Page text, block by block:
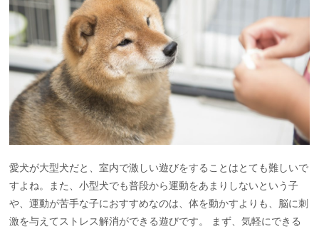
愛犬が大型犬だと、室内で激しい遊びをすることはとても難しいで
すよね。また、小型犬でも普段から運動をあまりしないという子
や、運動が苦手な子におすすめなのは、体を動かすよりも、脳に刺
激を与えてストレス解消ができる遊びです。 まず、気軽にできる